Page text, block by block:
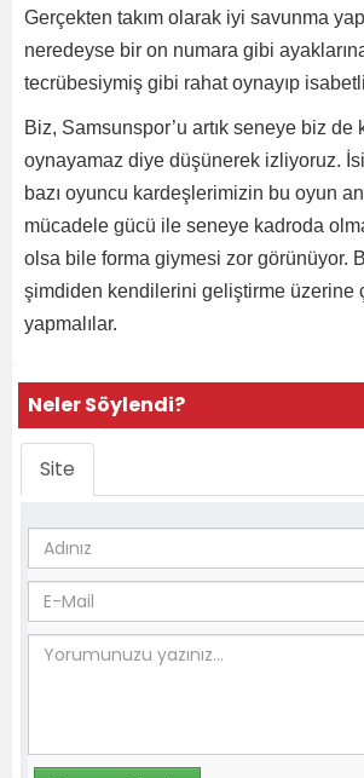
Gerçekten takım olarak iyi savunma
neredeyse bir on numara gibi
tecrübesiymiş gibi rahat oynayıp
Biz, Samsunspor’u artık seneye biz de
oynayamaz diye düşünerek izliyoruz.
bazı oyuncu kardeşlerimizin bu oyun
mücadele gücü ile seneye kadroda
olsa bile forma giymesi zor görünüyor.
şimdiden kendilerini geliştirme üzerine
yapmalılar.
Neler Söylendi?
Site